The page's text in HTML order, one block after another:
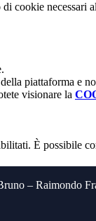
cookie necessari
piattaforma e
visionare la
È possibile
– Raimondo